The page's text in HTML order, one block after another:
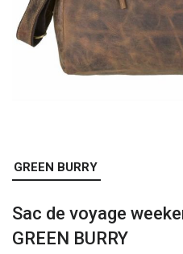
Skip
to
beginning
of
the
GREEN BURRY
Sac de voyage
GREEN BURRY